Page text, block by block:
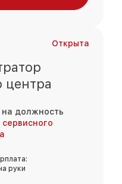
Открыта
центра
должность
руки